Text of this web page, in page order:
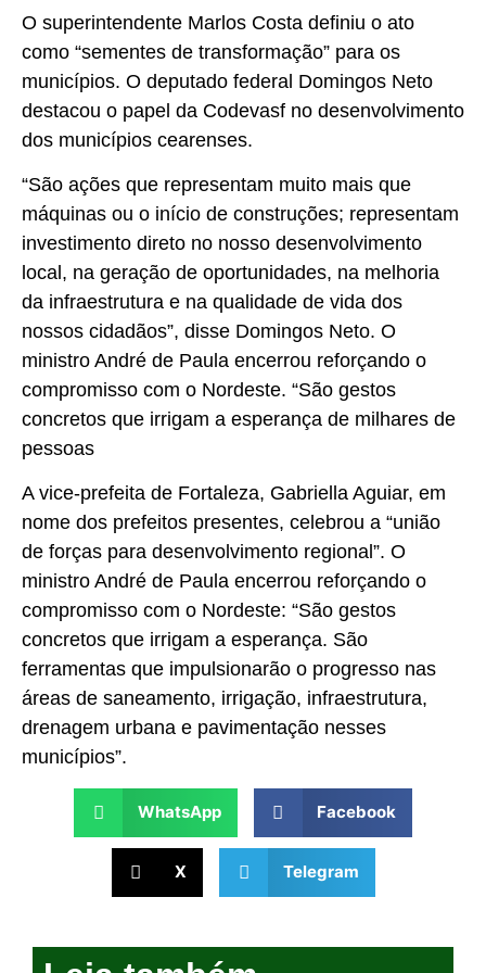
O superintendente Marlos Costa definiu o ato
como “sementes de transformação” para os
municípios. O deputado federal Domingos Neto
destacou o papel da Codevasf no desenvolvimento
dos municípios cearenses.
“São ações que representam muito mais que
máquinas ou o início de construções; representam
investimento direto no nosso desenvolvimento
local, na geração de oportunidades, na melhoria
da infraestrutura e na qualidade de vida dos
nossos cidadãos”, disse Domingos Neto. O
ministro André de Paula encerrou reforçando o
compromisso com o Nordeste. “São gestos
concretos que irrigam a esperança de milhares de
pessoas
A vice-prefeita de Fortaleza, Gabriella Aguiar, em
nome dos prefeitos presentes, celebrou a “união
de forças para desenvolvimento regional”. O
ministro André de Paula encerrou reforçando o
compromisso com o Nordeste: “São gestos
concretos que irrigam a esperança. São
ferramentas que impulsionarão o progresso nas
áreas de saneamento, irrigação, infraestrutura,
drenagem urbana e pavimentação nesses
municípios”.
WhatsApp Facebook
X Telegram